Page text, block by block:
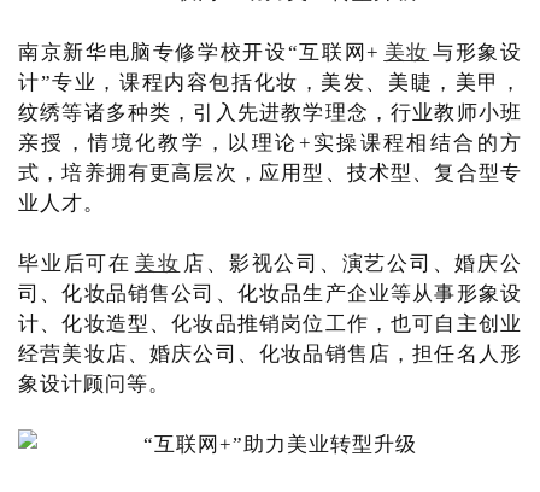
南京新华电脑专修学校开设“互联网+ 美妆 与形象设
计”专业，课程内容包括化妆，美发、美睫，美甲，
纹绣等诸多种类，引入先进教学理念，行业教师小班
亲授，情境化教学，以理论+实操课程相结合的方
式，培养拥有更高层次，应用型、技术型、复合型专
业人才。
毕业后可在 美妆 店、影视公司、演艺公司、婚庆公
司、化妆品销售公司、化妆品生产企业等从事形象设
计、化妆造型、化妆品推销岗位工作，也可自主创业
经营美妆店、婚庆公司、化妆品销售店，担任名人形
象设计顾问等。